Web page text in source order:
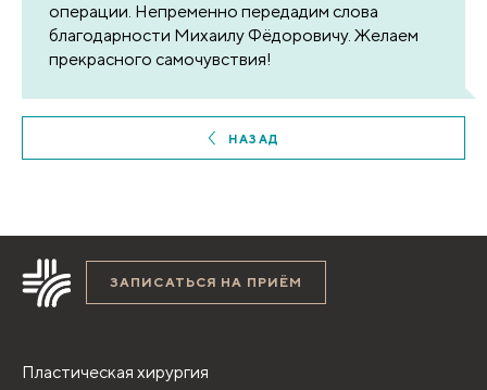
операции. Непременно передадим слова
благодарности Михаилу Фёдоровичу. Желаем
прекрасного самочувствия!
НАЗАД
ЗАПИСАТЬСЯ НА ПРИЁМ
Пластическая хирургия